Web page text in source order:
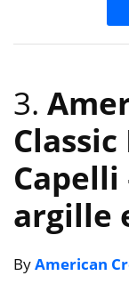
3.
Capelli
argille
ByAmerican